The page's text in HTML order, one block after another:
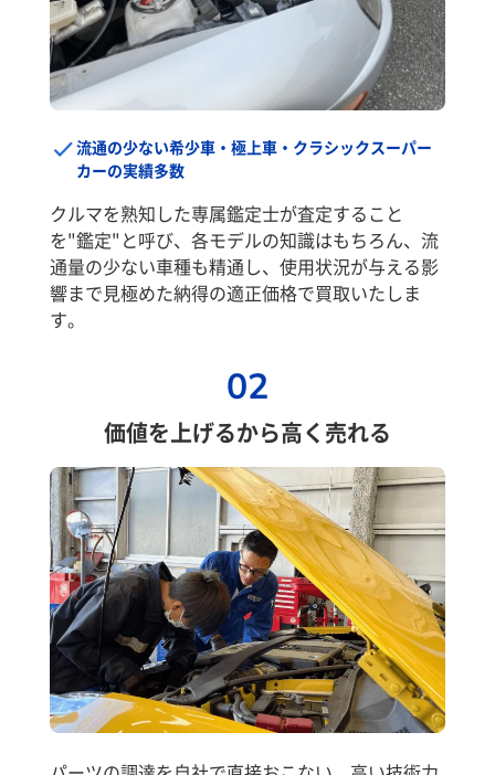
流通の少ない希少車・極上車・クラシックスーパー
カーの実績多数
クルマを熟知した専属鑑定士が査定すること
を"鑑定"と呼び、各モデルの知識はもちろん、流
通量の少ない車種も精通し、使用状況が与える影
響まで見極めた納得の適正価格で買取いたしま
す。
02
価値を上げるから高く売れる